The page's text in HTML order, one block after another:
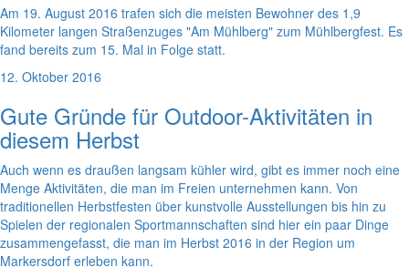
Am 19. August 2016 trafen sich die meisten Bewohner des 1,9
Kilometer langen Straßenzuges "Am Mühlberg" zum Mühlbergfest. Es
fand bereits zum 15. Mal in Folge statt.
12. Oktober 2016
Gute Gründe für Outdoor-Aktivitäten in
diesem Herbst
Auch wenn es draußen langsam kühler wird, gibt es immer noch eine
Menge Aktivitäten, die man im Freien unternehmen kann. Von
traditionellen Herbstfesten über kunstvolle Ausstellungen bis hin zu
Spielen der regionalen Sportmannschaften sind hier ein paar Dinge
zusammengefasst, die man im Herbst 2016 in der Region um
Markersdorf erleben kann.